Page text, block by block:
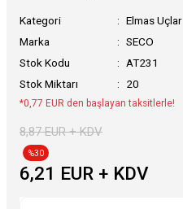
Kategori
Elmas Uçlar
Marka
SECO
Stok Kodu
AT231
Stok Miktarı
20
*0,77 EUR den başlayan taksitlerle!
8,87 EUR + KDV
%30
6,21 EUR + KDV